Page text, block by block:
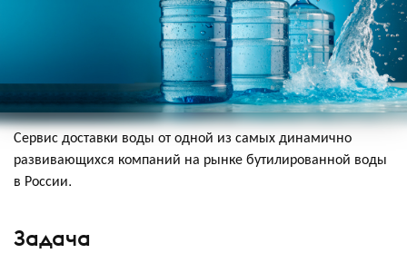
Сервис доставки воды от одной из самых динамично
развивающихся компаний на рынке бутилированной воды
в России.
Задача